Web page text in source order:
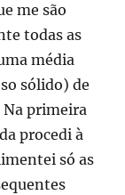
me são
todas as
média
sólido) de
Na primeira
procedi à
só as